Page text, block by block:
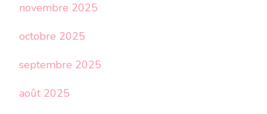
novembre 2025
octobre 2025
septembre 2025
août 2025